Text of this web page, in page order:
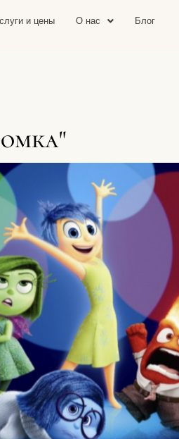
и цены О нас Блог